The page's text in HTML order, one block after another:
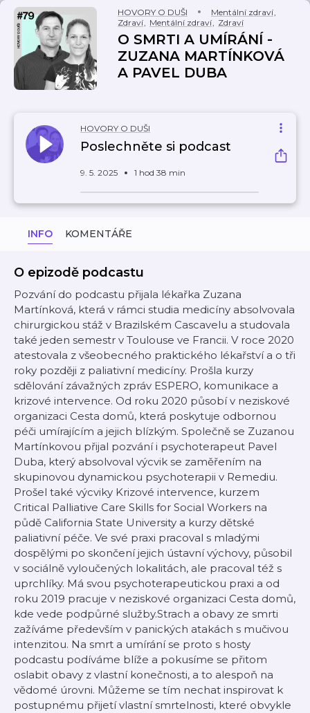
HOVORY O DUŠI Mentální zdraví,
Zdraví, Mentální zdraví, Zdraví
O SMRTI A UMÍRÁNÍ -
ZUZANA MARTÍNKOVÁ
A PAVEL DUBA
HOVORY O DUŠI
Poslechněte si podcast
9. 5. 2025 1 hod 38 min
INFO KOMENTÁŘE
O epizodě podcastu
Pozvání do podcastu přijala lékařka Zuzana
Martínková, která v rámci studia medicíny absolvovala
chirurgickou stáž v Brazilském Cascavelu a studovala
také jeden semestr v Toulouse ve Francii. V roce 2020
atestovala z všeobecného praktického lékařství a o tři
roky později z paliativní medicíny. Prošla kurzy
sdělování závažných zpráv ESPERO, komunikace a
krizové intervence. Od roku 2020 působí v neziskové
organizaci Cesta domů, která poskytuje odbornou
péči umírajícím a jejich blízkým. Společně se Zuzanou
Martínkovou přijal pozvání i psychoterapeut Pavel
Duba, který absolvoval výcvik se zaměřením na
skupinovou dynamickou psychoterapii v Remediu.
Prošel také výcviky Krizové intervence, kurzem
Critical Palliative Care Skills for Social Workers na
půdě California State University a kurzy dětské
paliativní péče. Ve své praxi pracoval s mladými
dospělými po skončení jejich ústavní výchovy, působil
v sociálně vyloučených lokalitách, ale pracoval též s
uprchlíky. Má svou psychoterapeutickou praxi a od
roku 2019 pracuje v neziskové organizaci Cesta domů,
kde vede podpůrné služby.Strach a obavy ze smrti
zažíváme především v panických atakách s mučivou
intenzitou. Na smrt a umírání se proto s hosty
podcastu podíváme blíže a pokusíme se přitom
oslabit obavy z vlastní konečnosti, a to alespoň na
vědomé úrovni. Můžeme se tím nechat inspirovat k
postupnému přijetí vlastní smrtelnosti, které obvykle